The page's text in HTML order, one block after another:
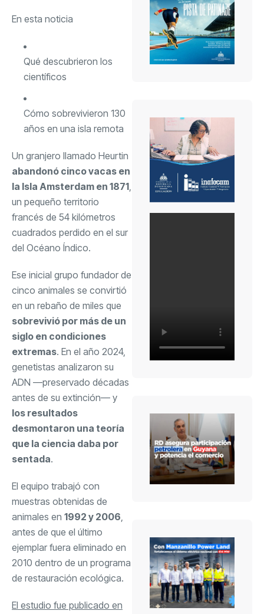
En esta noticia
Qué descubrieron los
científicos
Cómo sobrevivieron 130
años en una isla remota
Un granjero llamado Heurtin
abandonó cinco vacas en
la Isla Amsterdam en 1871,
un pequeño territorio
francés de 54 kilómetros
cuadrados perdido en el sur
del Océano Índico.
Ese inicial grupo fundador de
cinco animales se convirtió
en un rebaño de miles que
sobrevivió por más de un
siglo en condiciones
extremas. En el año 2024,
genetistas analizaron su
ADN —preservado décadas
antes de su extinción— y
los resultados
desmontaron una teoría
que la ciencia daba por
sentada.
El equipo trabajó con
muestras obtenidas de
animales en 1992 y 2006,
antes de que el último
ejemplar fuera eliminado en
2010 dentro de un programa
de restauración ecológica.
El estudio fue publicado en